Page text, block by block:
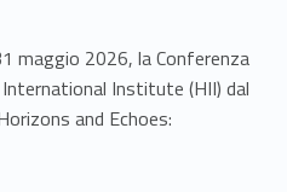
maggio 2026, la Conferenza
Institute (HII) dal
and Echoes: